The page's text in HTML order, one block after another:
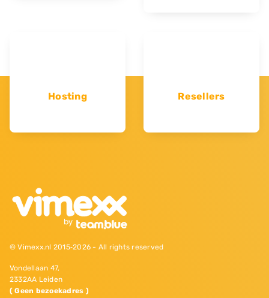
Hosting Resellers
© Vimexx.nl 2015‐2026 - All rights reserved
Vondellaan 47,
2332AA Leiden
( Geen bezoekadres )